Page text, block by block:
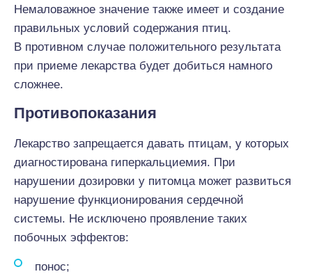
Немаловажное значение также имеет и создание
правильных условий содержания птиц.
В противном случае положительного результата
при приеме лекарства будет добиться намного
сложнее.
Противопоказания
Лекарство запрещается давать птицам, у которых
диагностирована гиперкальциемия. При
нарушении дозировки у питомца может развиться
нарушение функционирования сердечной
системы. Не исключено проявление таких
побочных эффектов:
понос;